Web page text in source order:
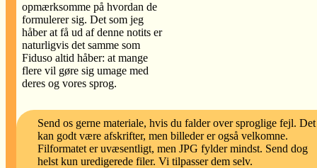
opmærksomme på hvordan de
formulerer sig. Det som jeg
håber at få ud af denne notits er
naturligvis det samme som
Fiduso altid håber: at mange
flere vil gøre sig umage med
deres og vores sprog.
Send os gerne materiale, hvis du falder over sproglige fejl. Det
kan godt være afskrifter, men billeder er også velkomne.
Filformatet er uvæsentligt, men JPG fylder mindst. Send dog
helst kun uredigerede filer. Vi tilpasser dem selv.